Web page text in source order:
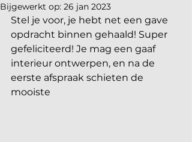
Bijgewerkt op: 26 jan 2023
Stel je voor, je hebt net een gave
opdracht binnen gehaald! Super
gefeliciteerd! Je mag een gaaf
interieur ontwerpen, en na de
eerste afspraak schieten de
mooiste